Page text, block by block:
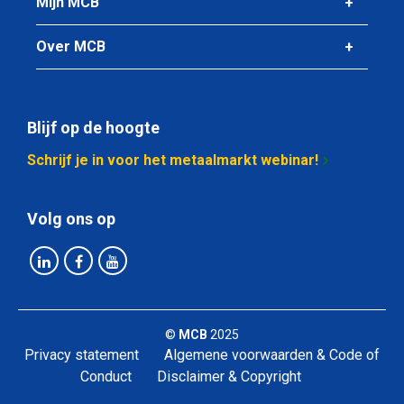
2410-0036-27
Omschrijving
Rvs blank zeskant 1.4404 (316L) 27 ca 3 mtr passing h11
Bruto prijs
Selecteer
Omschrijving
Rvs blank zeskant 1.4404 (316L) 30 ca 3 mtr passing h11
Bruto prijs
Artikelnummer
Over MCB
Blijf op de hoogte
Schrijf je in voor het metaalmarkt webinar!
Volg ons op
© MCB 2025
Privacy statement
Algemene voorwaarden & Code of
Conduct
Disclaimer & Copyright